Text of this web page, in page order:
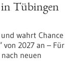
in Tübingen
wahrt Chance
2027 an – Für
neuen